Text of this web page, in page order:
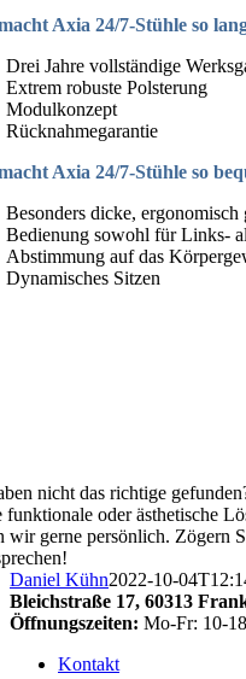
Axia 24/7-Stühle so
Drei Jahre vollständige
Extrem robuste Polsterung
Modulkonzept
Rücknahmegarantie
Axia 24/7-Stühle so
Besonders dicke, ergonomisch
Bedienung sowohl für Links-
Abstimmung auf das
Dynamisches Sitzen
nicht das richtige
funktionale oder ästhetische
wir gerne persönlich. Zögern
Daniel Kühn2022-10-
Bleichstraße 17, 60313
Öffnungszeiten: Mo-Fr: 10-
Kontakt